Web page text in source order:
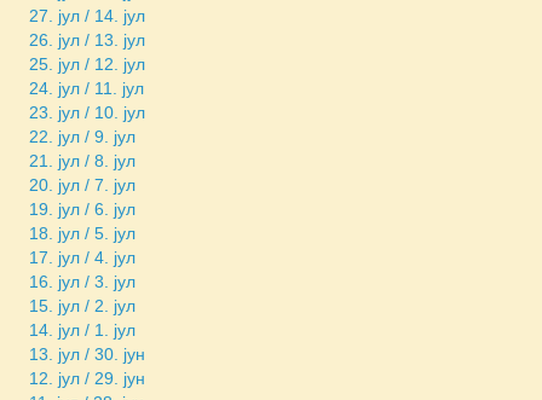
27. јул / 14. јул
26. јул / 13. јул
25. јул / 12. јул
24. јул / 11. јул
23. јул / 10. јул
22. јул / 9. јул
21. јул / 8. јул
20. јул / 7. јул
19. јул / 6. јул
18. јул / 5. јул
17. јул / 4. јул
16. јул / 3. јул
15. јул / 2. јул
14. јул / 1. јул
13. јул / 30. јун
12. јул / 29. јун